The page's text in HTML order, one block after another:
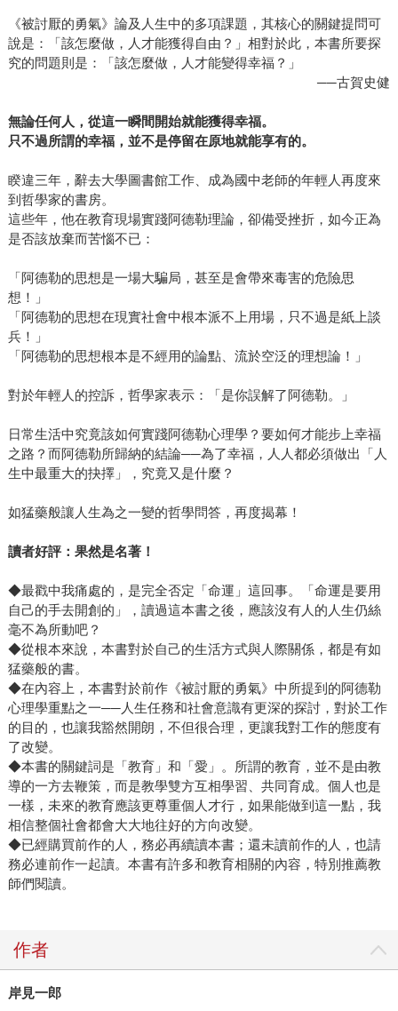
《被討厭的勇氣》論及人生中的多項課題，其核心的關鍵提問可
說是：「該怎麼做，人才能獲得自由？」相對於此，本書所要探
究的問題則是：「該怎麼做，人才能變得幸福？」
──古賀史健
無論任何人，從這一瞬間開始就能獲得幸福。
只不過所謂的幸福，並不是停留在原地就能享有的。
睽違三年，辭去大學圖書館工作、成為國中老師的年輕人再度來
到哲學家的書房。
這些年，他在教育現場實踐阿德勒理論，卻備受挫折，如今正為
是否該放棄而苦惱不已：
「阿德勒的思想是一場大騙局，甚至是會帶來毒害的危險思
想！」
「阿德勒的思想在現實社會中根本派不上用場，只不過是紙上談
兵！」
「阿德勒的思想根本是不經用的論點、流於空泛的理想論！」
對於年輕人的控訴，哲學家表示：「是你誤解了阿德勒。」
日常生活中究竟該如何實踐阿德勒心理學？要如何才能步上幸福
之路？而阿德勒所歸納的結論──為了幸福，人人都必須做出「人
生中最重大的抉擇」，究竟又是什麼？
如猛藥般讓人生為之一變的哲學問答，再度揭幕！
讀者好評：果然是名著！
◆最戳中我痛處的，是完全否定「命運」這回事。「命運是要用
自己的手去開創的」，讀過這本書之後，應該沒有人的人生仍絲
毫不為所動吧？
◆從根本來說，本書對於自己的生活方式與人際關係，都是有如
猛藥般的書。
◆在內容上，本書對於前作《被討厭的勇氣》中所提到的阿德勒
心理學重點之一──人生任務和社會意識有更深的探討，對於工作
的目的，也讓我豁然開朗，不但很合理，更讓我對工作的態度有
了改變。
◆本書的關鍵詞是「教育」和「愛」。所謂的教育，並不是由教
導的一方去鞭策，而是教學雙方互相學習、共同育成。個人也是
一樣，未來的教育應該更尊重個人才行，如果能做到這一點，我
相信整個社會都會大大地往好的方向改變。
◆已經購買前作的人，務必再續讀本書；還未讀前作的人，也請
務必連前作一起讀。本書有許多和教育相關的內容，特別推薦教
師們閱讀。
作者
岸見一郎